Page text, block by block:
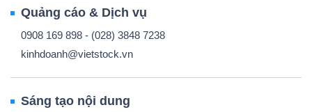
Quảng cáo & Dịch vụ
0908 169 898 - (028) 3848 7238
kinhdoanh@vietstock.vn
Sáng tạo nội dung